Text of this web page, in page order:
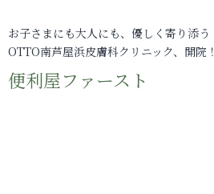
お子さまにも大人にも、優しく寄り添う
OTTO南芦屋浜皮膚科クリニック、開院！
便利屋ファースト